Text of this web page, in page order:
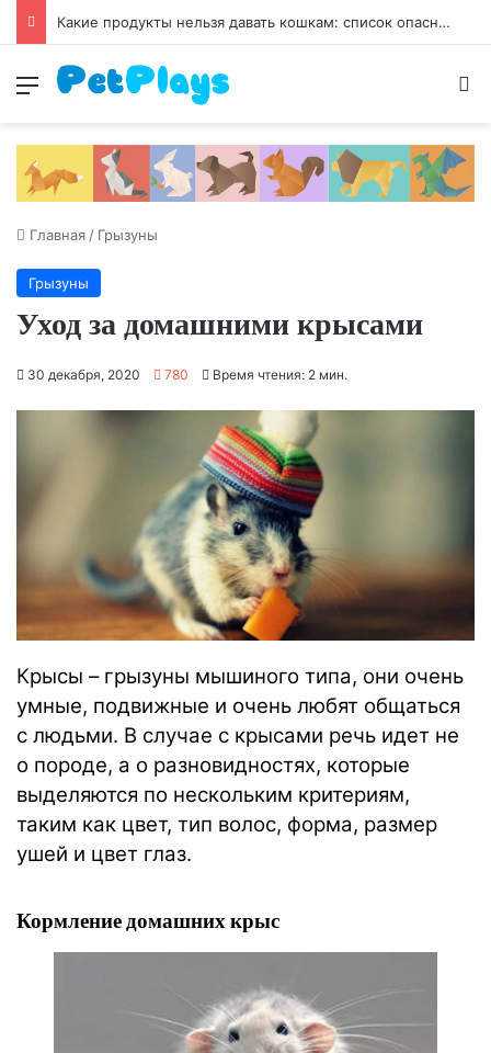
Чумка у собак
Меню
Главная / Грызуны
Грызуны
Уход за домашними крысами
30 декабря, 2020 780 Время чтения: 2 мин.
Крысы – грызуны мышиного типа, они очень
умные, подвижные и очень любят общаться
с людьми. В случае с крысами речь идет не
о породе, а о разновидностях, которые
выделяются по нескольким критериям,
таким как цвет, тип волос, форма, размер
ушей и цвет глаз.
Кормление домашних крыс